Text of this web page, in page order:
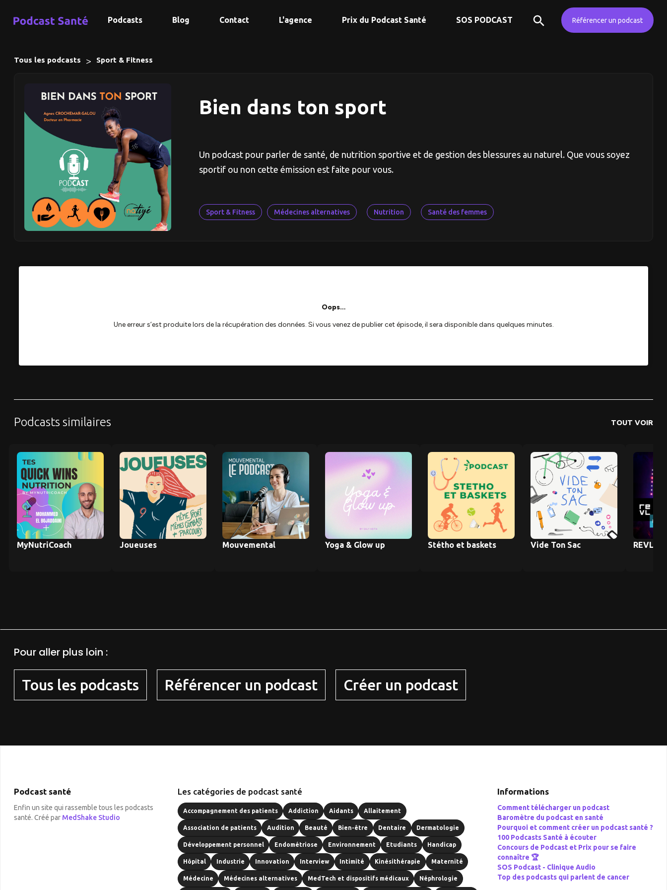
Référencer un podcast
Podcasts Blog Contact L'agence Prix du Podcast Santé SOS PODCAST
Tous les podcasts > Sport & Fitness
Bien dans ton sport
Un podcast pour parler de santé, de nutrition sportive et de gestion des blessures au naturel. Que vous soyez
sportif ou non cette émission est faite pour vous.
Sport & Fitness Médecines alternatives Nutrition Santé des femmes
Podcasts similaires TOUT VOIR
MyNutriCoach Joueuses Mouvemental Yoga & Glow up Stétho et baskets Vide Ton Sac REVLRO
Pour aller plus loin :
Tous les podcasts Référencer un podcast Créer un podcast
Podcast santé
Enfin un site qui rassemble tous les podcasts
santé. Créé par MedShake Studio
Les catégories de podcast santé
Accompagnement des patients Addiction Aidants Allaitement
Association de patients Audition Beauté Bien-être Dentaire Dermatologie
Développement personnel Endométriose Environnement Etudiants Handicap
Hôpital Industrie Innovation Interview Intimité Kinésithérapie Maternité
Médecine Médecines alternatives MedTech et dispositifs médicaux Néphrologie
Informations
Comment télécharger un podcast
Baromètre du podcast en santé
Pourquoi et comment créer un podcast santé ?
100 Podcasts Santé à écouter
Concours de Podcast et Prix pour se faire
connaître 🏆
SOS Podcast - Clinique Audio
Top des podcasts qui parlent de cancer